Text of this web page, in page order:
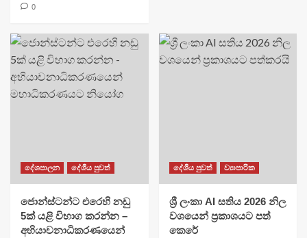
0
දේශපාලන දේශීය පුවත්
ජොන්ස්ටන්ට එරෙහි නඩු
5ක් යළි විභාග කරන්න –
අභියාචනාධිකරණයෙන්
දේශීය පුවත් ව්‍යාපාරික
ශ්‍රී ලංකා AI සතිය 2026 නිල
වශයෙන් ප්‍රකාශයට පත්
කෙරේ